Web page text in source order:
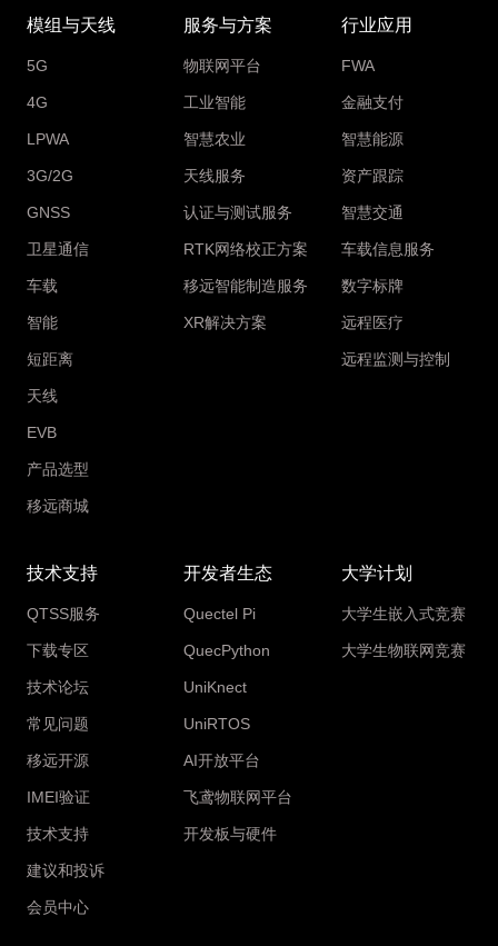
模组与天线
5G
4G
LPWA
3G/2G
GNSS
卫星通信
车载
智能
短距离
天线
EVB
产品选型
移远商城
服务与方案
物联网平台
工业智能
智慧农业
天线服务
认证与测试服务
RTK网络校正方案
移远智能制造服务
XR解决方案
行业应用
FWA
金融支付
智慧能源
资产跟踪
智慧交通
车载信息服务
数字标牌
远程医疗
远程监测与控制
技术支持
QTSS服务
下载专区
技术论坛
常见问题
移远开源
IMEI验证
技术支持
建议和投诉
会员中心
开发者生态
Quectel Pi
QuecPython
UniKnect
UniRTOS
AI开放平台
飞鸢物联网平台
开发板与硬件
大学计划
大学生嵌入式竞赛
大学生物联网竞赛